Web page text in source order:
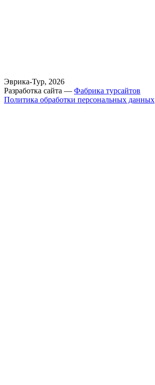
Эврика-Тур, 2026
Разработка сайта — Фабрика турсайтов
Политика обработки персональных данных